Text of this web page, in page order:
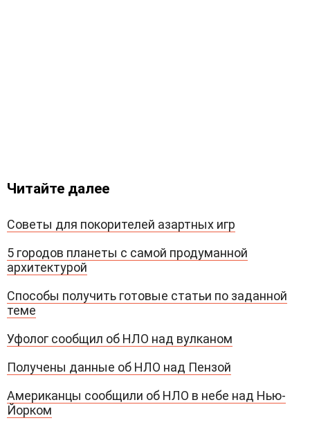
Читайте далее
Советы для покорителей азартных игр
5 городов планеты с самой продуманной
архитектурой
Способы получить готовые статьи по заданной
теме
Уфолог сообщил об НЛО над вулканом
Получены данные об НЛО над Пензой
Американцы сообщили об НЛО в небе над Нью-
Йорком